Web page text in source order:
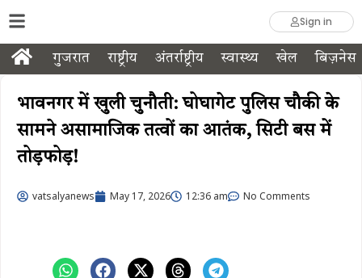
Sign in
गुजरात राष्ट्रीय अंतर्राष्ट्रीय स्वास्थ्य खेल बिज़नेस
भावनगर में खुली चुनौती: घोघागेट पुलिस चौकी के
सामने असामाजिक तत्वों का आतंक, सिटी बस में
तोड़फोड़!
vatsalyanews May 17, 2026 12:36 am No Comments